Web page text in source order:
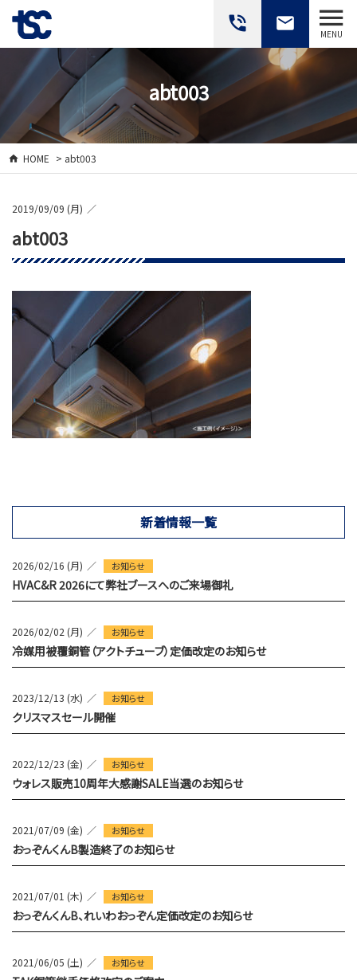
MENU
phone_in_talk email
abt003
HOME > abt003
2019/09/09 (月)
abt003
新着情報一覧
2026/02/16 (月) お知らせ
HVAC&R 2026にて弊社ブースへのご来場御礼
2026/02/02 (月) お知らせ
冷媒用被覆銅管（アクトチューブ）定価改定のお知らせ
2023/12/13 (水) お知らせ
クリスマスセール開催
2022/12/23 (金) お知らせ
ウォレス販売10周年大感謝SALE当選のお知らせ
2021/07/09 (金) お知らせ
おっぞんくんB製造終了のお知らせ
2021/07/01 (木) お知らせ
おっぞんくんB、れいわおっぞん定価改定のお知らせ
2021/06/05 (土) お知らせ